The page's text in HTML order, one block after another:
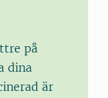
på
dina
är